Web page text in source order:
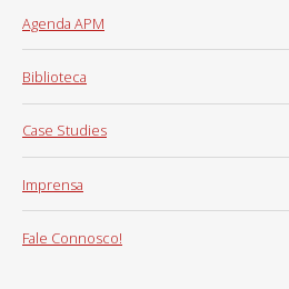
Agenda APM
Biblioteca
Case Studies
Imprensa
Fale Connosco!